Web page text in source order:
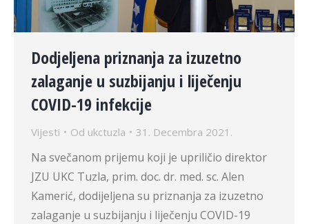
Dodjeljena priznanja za izuzetno
zalaganje u suzbijanju i liječenju
COVID-19 infekcije
Vijesti Od ukctuzla 31. Decembra 2021.
Na svečanom prijemu koji je upriličio direktor
JZU UKC Tuzla, prim. doc. dr. med. sc. Alen
Kamerić, dodijeljena su priznanja za izuzetno
zalaganje u suzbijanju i liječenju COVID-19